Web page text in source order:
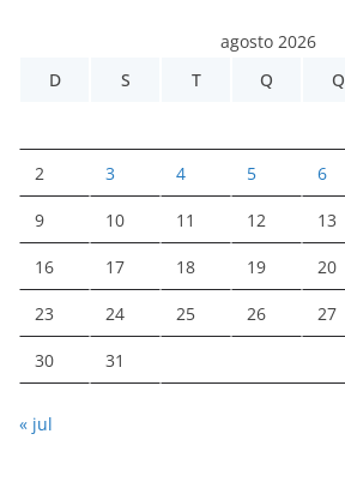
agosto 2026
D
S T Q Q
2 3 4 5 6
9 10 11 12 13
16 17 18 19 20
23 24 25 26 27
30 31
« jul